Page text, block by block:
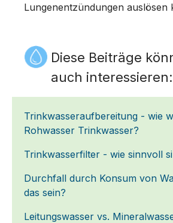
Lungenentzündungen auslösen
Diese Beiträge
auch interessieren:
Trinkwasseraufbereitung - wie
Rohwasser Trinkwasser?
Trinkwasserfilter - wie sinnvoll
Durchfall durch Konsum von
das sein?
Leitungswasser vs.